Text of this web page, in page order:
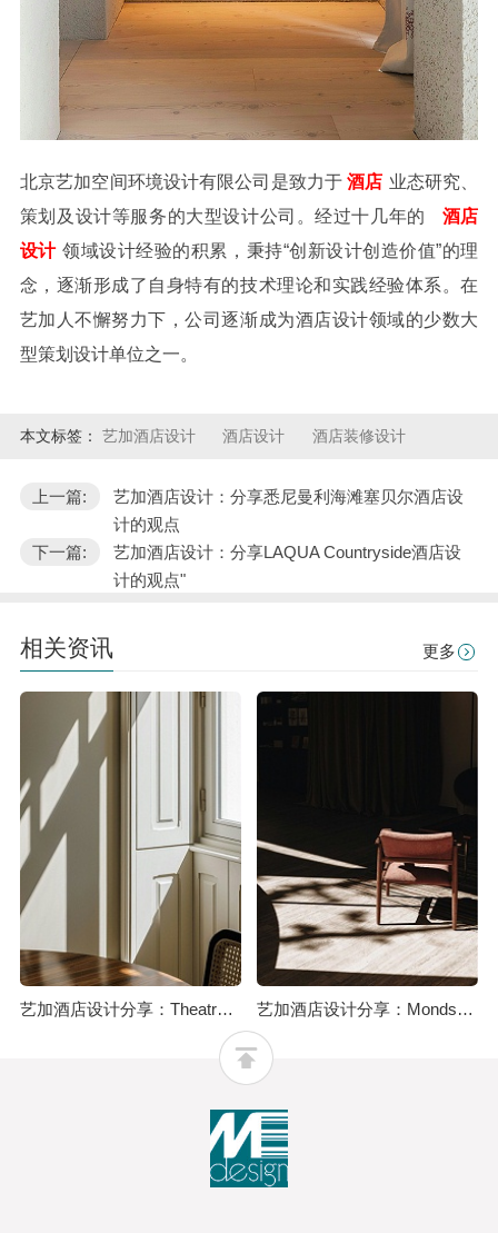
北京艺加空间环境设计有限公司是致力于 酒店 业态研究、
策划及设计等服务的大型设计公司。经过十几年的
酒店
设计 领域设计经验的积累，秉持“创新设计创造价值”的理
念，逐渐形成了自身特有的技术理论和实践经验体系。在
艺加人不懈努力下，公司逐渐成为酒店设计领域的少数大
型策划设计单位之一。
本文标签： 艺加酒店设计 酒店设计 酒店装修设计
上一篇:
艺加酒店设计：分享悉尼曼利海滩塞贝尔酒店设
计的观点
下一篇:
艺加酒店设计：分享LAQUA Countryside酒店设
计的观点"
相关资讯 更多
艺加酒店设计分享：Theatro酒店：为历史建筑注入优雅氛围 艺加酒店设计分享：Mondschein花园酒店：集设计、音乐、艺术、文化、正念和自然于一体